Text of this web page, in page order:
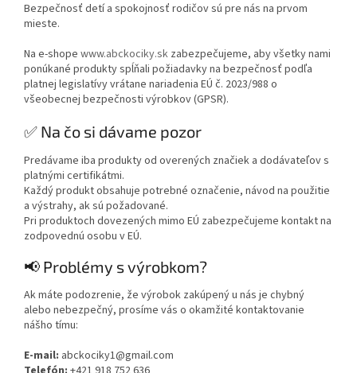
Bezpečnosť detí a spokojnosť rodičov sú pre nás na prvom
mieste.
Na e-shope www.abckociky.sk zabezpečujeme, aby všetky nami
ponúkané produkty spĺňali požiadavky na bezpečnosť podľa
platnej legislatívy vrátane nariadenia EÚ č. 2023/988 o
všeobecnej bezpečnosti výrobkov (GPSR).
✅ Na čo si dávame pozor
Predávame iba produkty od overených značiek a dodávateľov s
platnými certifikátmi.
Každý produkt obsahuje potrebné označenie, návod na použitie
a výstrahy, ak sú požadované.
Pri produktoch dovezených mimo EÚ zabezpečujeme kontakt na
zodpovednú osobu v EÚ.
📢 Problémy s výrobkom?
Ak máte podozrenie, že výrobok zakúpený u nás je chybný
alebo nebezpečný, prosíme vás o okamžité kontaktovanie
nášho tímu:
E-mail: abckociky1@gmail.com